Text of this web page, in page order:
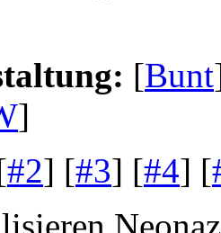
[Bunt
]
#2] [#3] [#4] [